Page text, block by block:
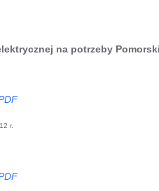
na potrzeby
r.